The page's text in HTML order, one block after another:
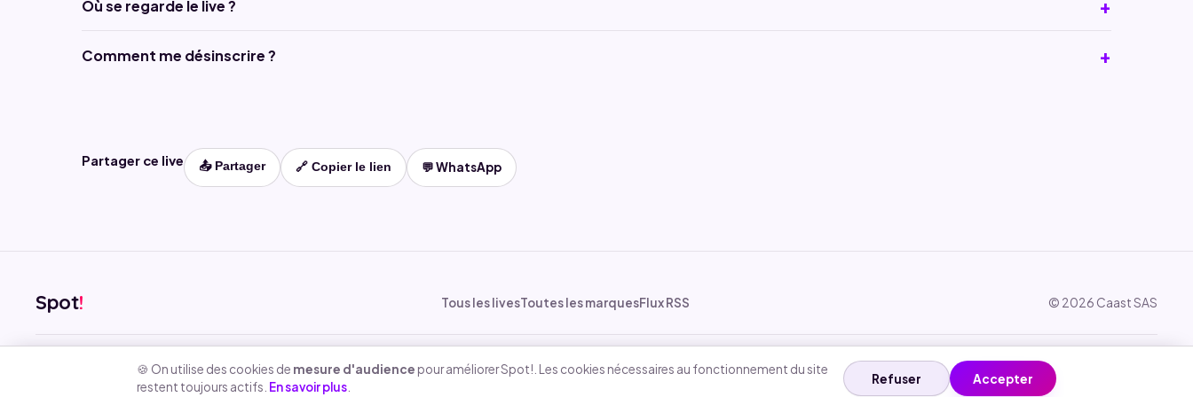
Où se regarde le live ?
Comment me désinscrire ?
Partager ce live 📤 Partager 🔗 Copier le lien 💬 WhatsApp
Spot! Tous les livesToutes les marquesFlux RSS © 2026 Caast SAS
🍪 On utilise des cookies de mesure d'audience pour améliorer Spot!. Les cookies nécessaires au fonctionnement du site
restent toujours actifs. En savoir plus
Refuser Accepter